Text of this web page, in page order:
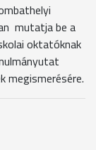
mutatja be a
oktatóknak
megismerésére.